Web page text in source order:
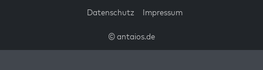
Datenschutz Impressum
© antaios.de